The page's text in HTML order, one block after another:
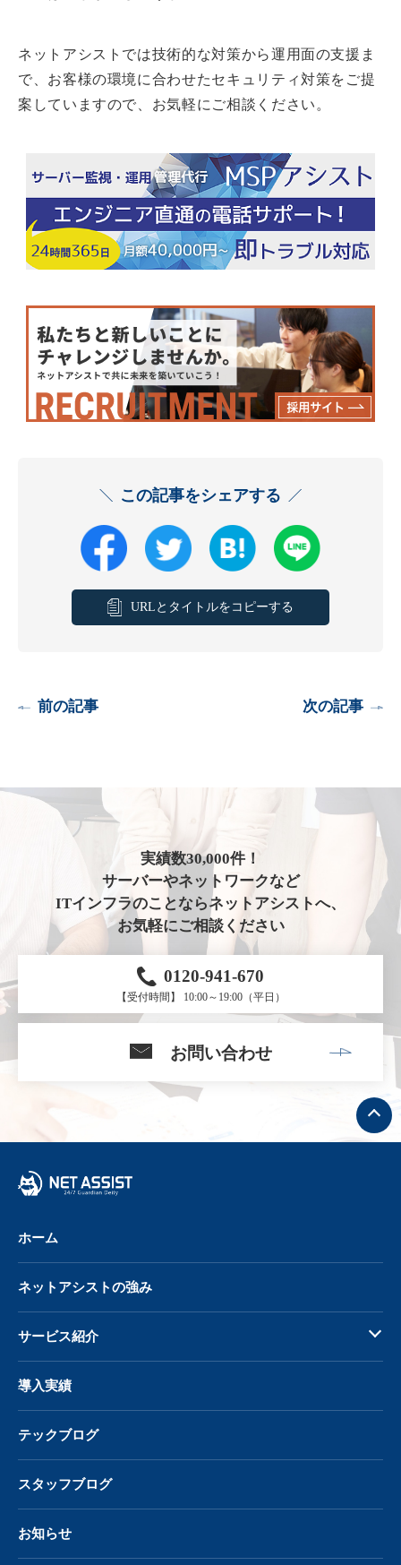
ネットアシストでは技術的な対策から運用面の支援ま
で、お客様の環境に合わせたセキュリティ対策をご提
案していますので、お気軽にご相談ください。
この記事をシェアする
URLとタイトルをコピーする
前の記事 次の記事
実績数30,000件！
サーバーやネットワークなど
ITインフラのことならネットアシストへ、
お気軽にご相談ください
0120-941-670
【受付時間】 10:00～19:00（平日）
お問い合わせ
ト
ッ
プ
へ
ホーム
ネットアシストの強み
サービス紹介
導入実績
テックブログ
スタッフブログ
お知らせ